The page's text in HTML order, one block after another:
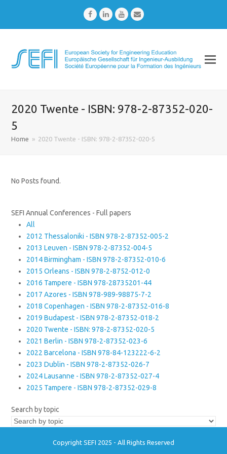
FacebookLinkedInYoutubeEmail
2020 Twente - ISBN: 978-2-87352-020-
5
Home » 2020 Twente - ISBN: 978-2-87352-020-5
No Posts found.
SEFI Annual Conferences - Full papers
All
2012 Thessaloniki - ISBN 978-2-87352-005-2
2013 Leuven - ISBN 978-2-87352-004-5
2014 Birmingham - ISBN 978-2-87352-010-6
2015 Orleans - ISBN 978-2-8752-012-0
2016 Tampere - ISBN 978-28735201-44
2017 Azores - ISBN 978-989-98875-7-2
2018 Copenhagen - ISBN 978-2-87352-016-8
2019 Budapest - ISBN 978-2-87352-018-2
2020 Twente - ISBN: 978-2-87352-020-5
2021 Berlin - ISBN 978-2-87352-023-6
2022 Barcelona - ISBN 978-84-123222-6-2
2023 Dublin - ISBN 978-2-87352-026-7
2024 Lausanne - ISBN 978-2-87352-027-4
2025 Tampere - ISBN 978-2-87352-029-8
Search by topic
Copyright SEFI 2025 - All Rights Reserved